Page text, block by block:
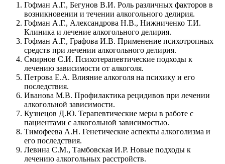
Гофман А.Г., Бегунов В.И. Роль различных факторов в
возникновении и течении алкогольного делирия.
Гофман А.Г., Александрова Н.В., Нижниченко Т.И.
Клиника и лечение алкогольного делирия.
Гофман А.Г., Графова И.В. Применение психотропных
средств при лечении алкогольного делирия.
Смирнов С.И. Психотерапевтические подходы к
лечению зависимости от алкоголя.
Петрова Е.А. Влияние алкоголя на психику и его
последствия.
Иванова М.В. Профилактика рецидивов при лечении
алкогольной зависимости.
Кузнецов Д.Ю. Терапевтические меры в работе с
пациентами с алкогольной зависимостью.
Тимофеева А.Н. Генетические аспекты алкоголизма и
его последствия.
Левина С.М., Тамбовская И.Р. Новые подходы к
лечению алкогольных расстройств.